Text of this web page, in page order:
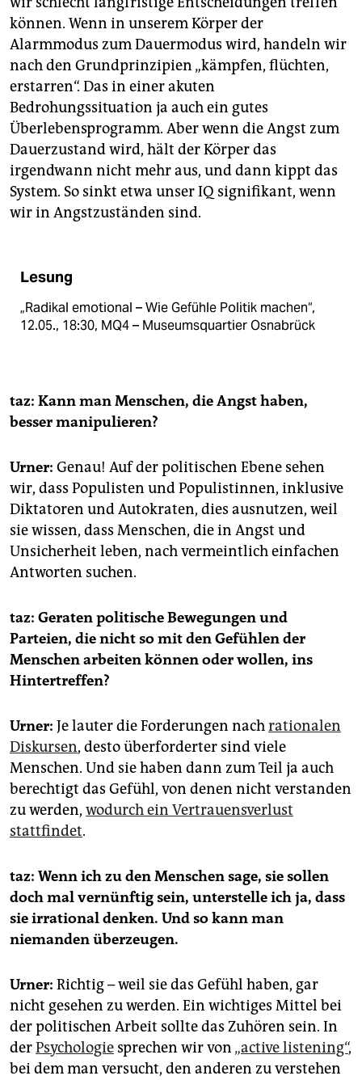
können. Wenn in unserem Körper der
Alarmmodus zum Dauermodus wird, handeln wir
nach den Grundprinzipien „kämpfen, flüchten,
erstarren“. Das in einer akuten
Bedrohungssituation ja auch ein gutes
Überlebensprogramm. Aber wenn die Angst zum
Dauerzustand wird, hält der Körper das
irgendwann nicht mehr aus, und dann kippt das
System. So sinkt etwa unser IQ signifikant, wenn
wir in Angstzuständen sind.
Lesung
„Radikal emotional – Wie Gefühle Politik machen“,
12.05., 18:30, MQ4 – Museumsquartier Osnabrück
taz: Kann man Menschen, die Angst haben,
besser manipulieren?
Urner: Genau! Auf der politischen Ebene sehen
wir, dass Populisten und Populistinnen, inklusive
Diktatoren und Autokraten, dies ausnutzen, weil
sie wissen, dass Menschen, die in Angst und
Unsicherheit leben, nach vermeintlich einfachen
Antworten suchen.
taz: Geraten politische Bewegungen und
Parteien, die nicht so mit den Gefühlen der
Menschen arbeiten können oder wollen, ins
Hintertreffen?
Urner: Je lauter die Forderungen nachrationalen
Diskursen, desto überforderter sind viele
Menschen. Und sie haben dann zum Teil ja auch
berechtigt das Gefühl, von denen nicht verstanden
zu werden, wodurch ein Vertrauensverlust
stattfindet.
taz: Wenn ich zu den Menschen sage, sie sollen
doch mal vernünftig sein, unterstelle ich ja, dass
sie irrational denken. Und so kann man
niemanden überzeugen.
Urner: Richtig – weil sie das Gefühl haben, gar
nicht gesehen zu werden. Ein wichtiges Mittel bei
der politischen Arbeit sollte das Zuhören sein. In
derPsychologie sprechen wir von „active listening“,
bei dem man versucht, den anderen zu verstehen